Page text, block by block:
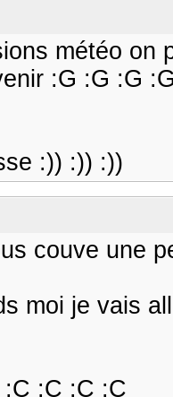
météo on
:G :G :G
:)) :)) :))
couve une
moi je vais
:C :C :C